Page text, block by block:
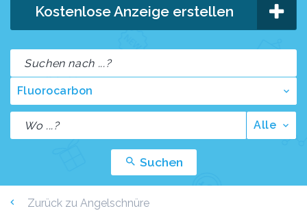
Kostenlose Anzeige erstellen
Fluorocarbon
Alle
Suchen
Zurück zu Angelschnüre